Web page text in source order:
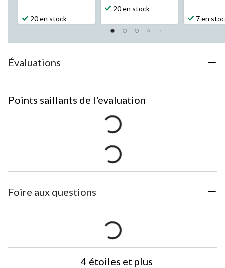
20 en stock
20 en stock
7 en
Évaluations
Points saillants de l'evaluation
Foire aux questions
4 étoiles et plus